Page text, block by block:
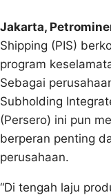
Jakarta,
Shipping (PIS)
program
Sebagai
Subholding
(Persero) ini pun
berperan penting
perusahaan.
“Di tengah laju